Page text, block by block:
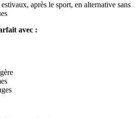
après le sport, en alternative sans
avec :